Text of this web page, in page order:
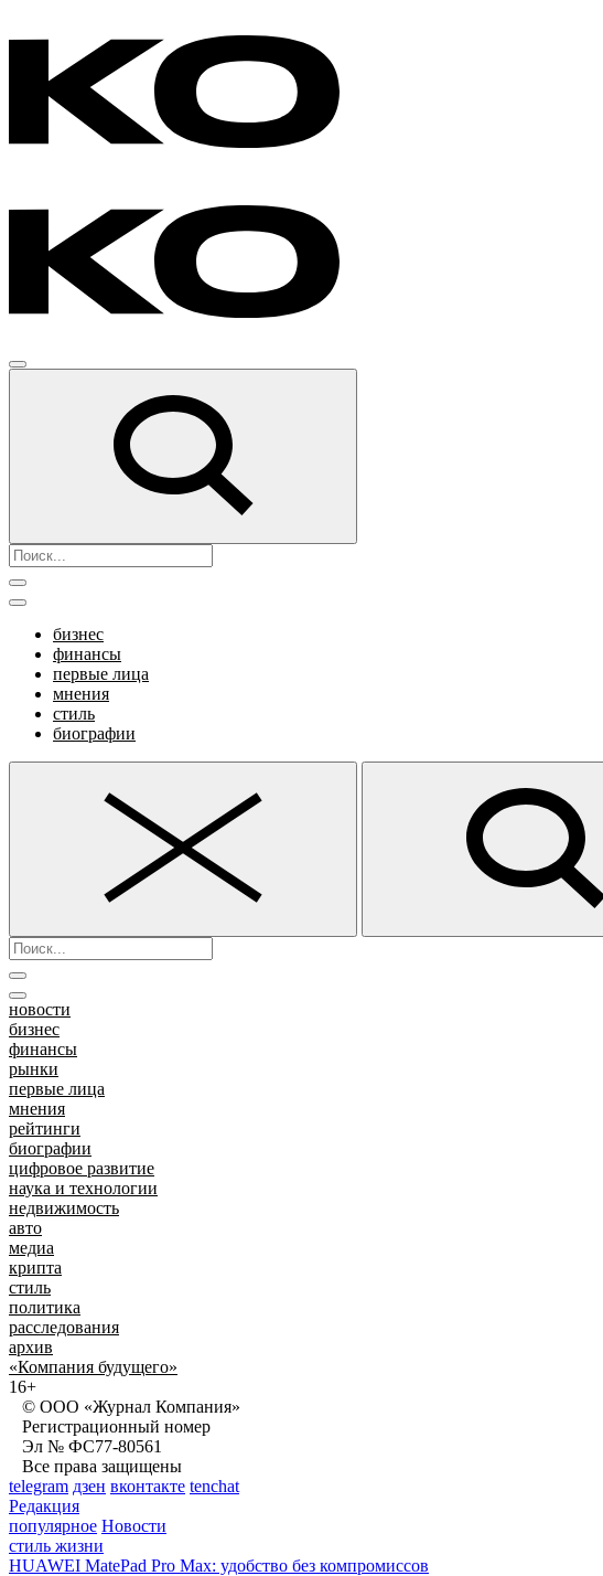
бизнес
финансы
первые лица
мнения
стиль
биографии
новости
бизнес
финансы
рынки
первые лица
мнения
рейтинги
биографии
цифровое развитие
наука и технологии
недвижимость
авто
медиа
крипта
стиль
политика
расследования
архив
«Компания будущего»
16+
© ООО «Журнал Компания»
Регистрационный номер
Эл № ФС77-80561
Все права защищены
telegram дзен вконтакте tenchat
Редакция
популярное Новости
стиль жизни
HUAWEI MatePad Pro Max: удобство без компромиссов